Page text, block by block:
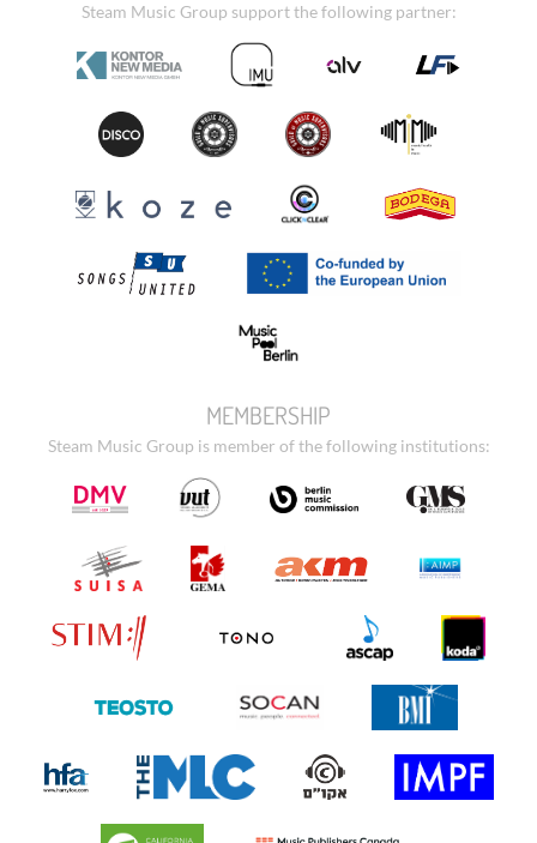
Steam Music Group support the following partner:
MEMBERSHIP
Steam Music Group is member of the following institutions: